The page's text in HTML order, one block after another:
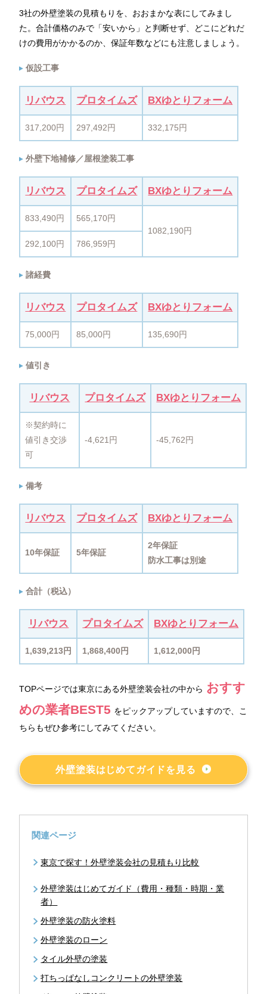
3社の外壁塗装の見積もりを、おおまかな表にしてみまし
た。合計価格のみで「安いから」と判断せず、どこにどれだ
けの費用がかかるのか、保証年数などにも注意しましょう。
仮設工事
リバウス プロタイムズ BXゆとりフォーム
317,200円 297,492円 332,175円
外壁下地補修／屋根塗装工事
リバウス プロタイムズ BXゆとりフォーム
833,490円
565,170円
1082,190円
292,100円
786,959円
諸経費
リバウス プロタイムズ BXゆとりフォーム
75,000円 85,000円 135,690円
値引き
リバウス プロタイムズ BXゆとりフォーム
※契約時に
値引き交渉
可
-4,621円 -45,762円
備考
リバウス プロタイムズ BXゆとりフォーム
10年保証 5年保証
2年保証
防水工事は別途
合計（税込）
リバウス プロタイムズ BXゆとりフォーム
1,639,213円 1,868,400円 1,612,000円
TOPページでは東京にある外壁塗装会社の中から おすす
めの業者BEST5 をピックアップしていますので、こ
ちらもぜひ参考にしてみてください。
外壁塗装はじめてガイドを見る
関連ページ
東京で探す！外壁塗装会社の見積もり比較
外壁塗装はじめてガイド（費用・種類・時期・業
者）
外壁塗装の防火塗料
外壁塗装のローン
タイル外壁の塗装
打ちっぱなしコンクリートの外壁塗装